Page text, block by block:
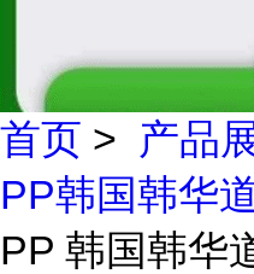
首页 > 产品
PP韩国韩华
PP 韩国韩华